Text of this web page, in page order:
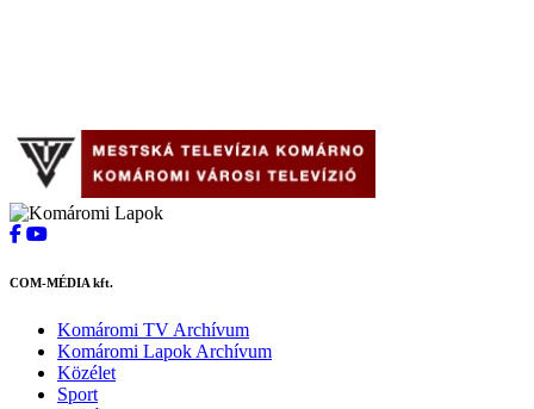
COM-MÉDIA kft.
Komáromi TV Archívum
Komáromi Lapok Archívum
Közélet
Sport